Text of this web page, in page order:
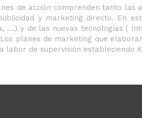
de acción comprenden tanto las
y marketing directo. En
….) y de las nuevas tecnologías (
planes de marketing que
labor de supervisión estableciendo